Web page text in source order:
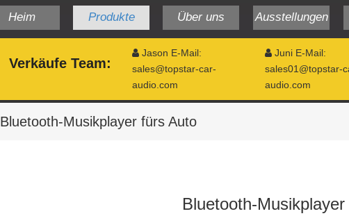
Heim Produkte Über uns Ausstellungen
Verkäufe Team:
 Jason E-Mail:
sales@topstar-car-
audio.com
 Juni E-Mail:
sales01@topstar-
audio.com
Bluetooth-Musikplayer fürs Auto
Bluetooth-